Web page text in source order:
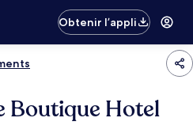
Obtenir l’appli
Boutique Hotel